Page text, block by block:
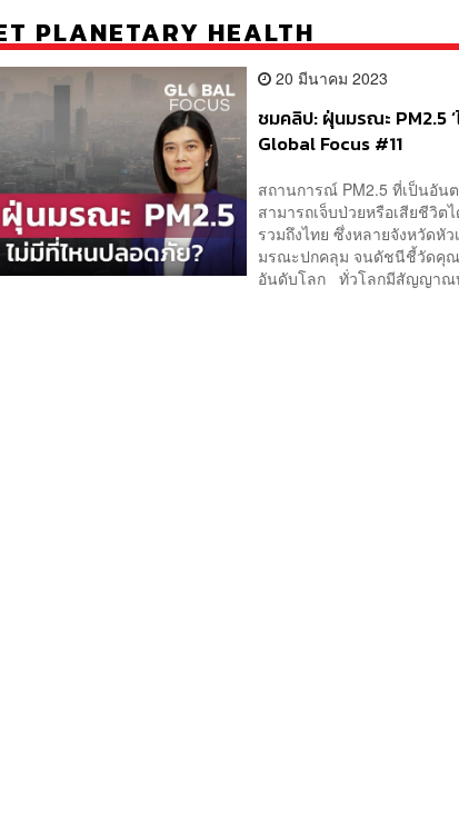
PLANETARY HEALTH
20 มีนาคม 2023
ชมคลิป: ฝุ่นมรณะ PM2.5
Global Focus #11
สถานการณ์ PM2.5 ที่เป็นอัน
สามารถเจ็บป่วยหรือเสียชีวิ
รวมถึงไทย ซึ่งหลายจังหวัดหั
มรณะปกคลุม จนดัชนีชี้วัดคุณ
อันดับโลก ทั่วโลกมีสัญญาณบ่